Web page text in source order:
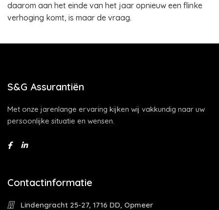
daarom aan het einde van het jaar opnieuw een flinke
verhoging komt, is maar de vraag.
S&G Assurantiën
Met onze jarenlange ervaring kijken wij vakkundig naar uw
persoonlijke situatie en wensen.
Contactinformatie
Lindengracht 25-27, 1716 DD, Opmeer